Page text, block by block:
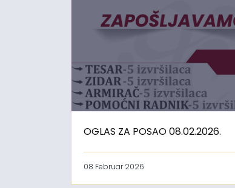
OGLAS ZA POSAO 08.02.2026.
08 Februar 2026